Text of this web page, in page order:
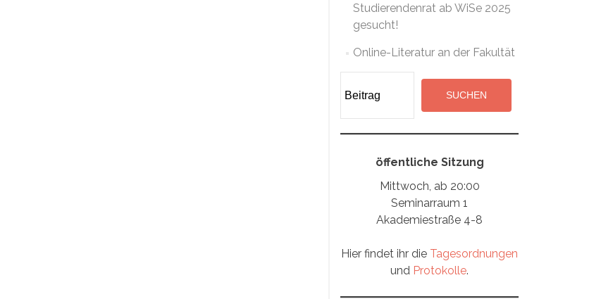
Studierendenrat ab WiSe 2025
gesucht!
Online-Literatur an der Fakultät
Suchen
SUCHEN
öffentliche Sitzung
Mittwoch, ab 20:00
Seminarraum 1
Akademiestraße 4-8
Hier findet ihr die Tagesordnungen
und Protokolle.